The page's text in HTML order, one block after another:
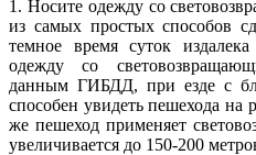
1. Носите одежду со
из самых простых способов
темное время суток
одежду со
данным ГИБДД, при езде с
способен увидеть пешехода на
же пешеход применяет
увеличивается до 150-200